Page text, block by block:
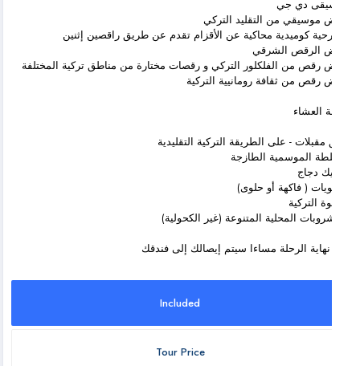
دي جي
موسيقي من التقليد التركي
كوميدية محاكية عن الأقزام تقدم عن طريق راقصين إثنين
الرقص الشرقي
من الفلكلور التركي و رقصات مختارة من مناطق تركية المختلفة
من ثقافة رومانيية التركية
العشاء
- على الطريقة التركية التقليدية
الموسمية الطازجة
دجاج
( فاكهة أو حلوى)
التركية
المحلية المتنوعة (غير الكحولية)
الرحلة مساءا سيتم إيصالك إلى فندقك
Included
Tour Price